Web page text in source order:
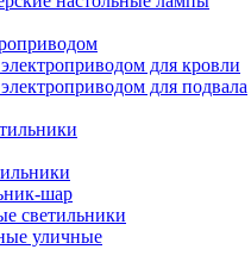
для кровли
для подвала
шар
светильники
уличные